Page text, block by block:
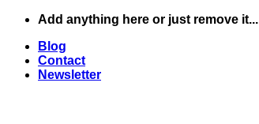
Skip
content
Add anything here or just remove it...
Blog
Contact
Newsletter